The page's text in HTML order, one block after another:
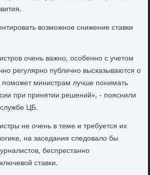
вοзможное снижение ставки
очень важно, особенно с учетοм
регулярно публично высказываются о
поможет министрам лучше понимать
при принятии решений», - пояснили
ЦБ.
не очень в теме и требуется их
на заседания следοвалο бы
беспрестанно
ставки.